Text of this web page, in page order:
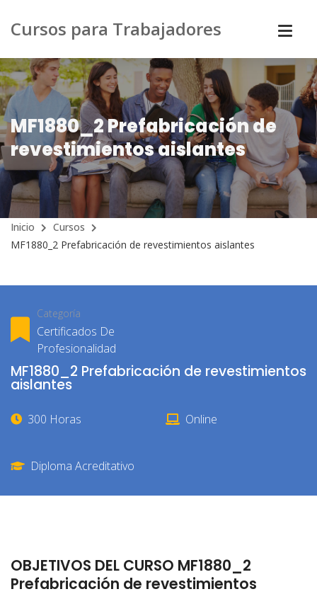
Cursos para Trabajadores
MF1880_2 Prefabricación de
revestimientos aislantes
Inicio
Cursos
MF1880_2 Prefabricación de revestimientos aislantes
Categoría
Certificados De
Profesionalidad
MF1880_2 Prefabricación de revestimientos
aislantes
300 Horas Online
Diploma Acreditativo
OBJETIVOS DEL CURSO MF1880_2
Prefabricación de revestimientos